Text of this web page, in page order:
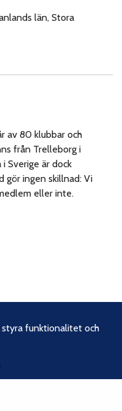
län, Stora
av 80 klubbar och
från Trelleborg i
Sverige är dock
gör ingen skillnad: Vi
eller inte.
funktionalitet och